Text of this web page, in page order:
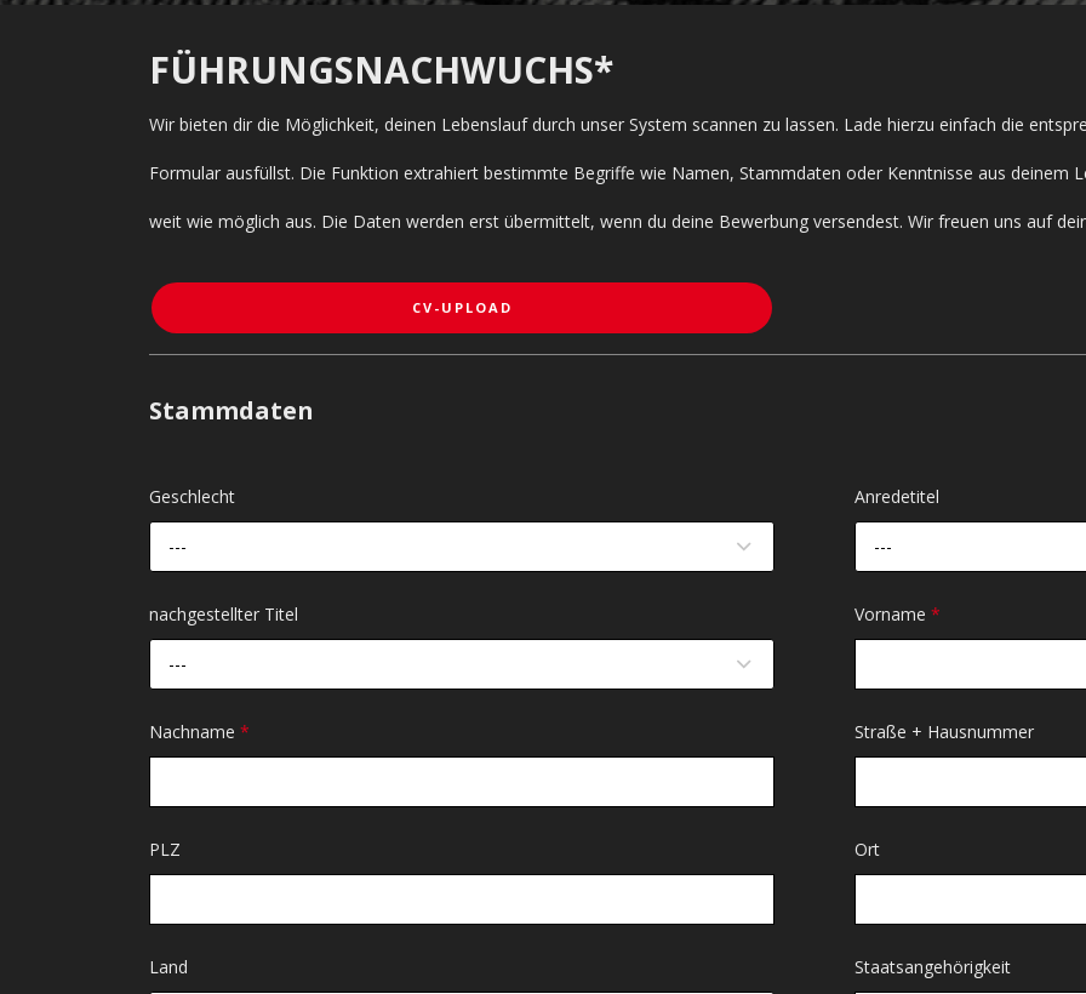
FÜHRUNGSNACHWUCHS*
Wir bieten dir die Möglichkeit, deinen Lebenslauf durch unser System scannen zu lassen. Lade hierzu einfach die
Formular ausfüllst. Die Funktion extrahiert bestimmte Begriffe wie Namen, Stammdaten oder Kenntnisse aus deinem
weit wie möglich aus. Die Daten werden erst übermittelt, wenn du deine Bewerbung versendest. Wir freuen uns auf
CV-UPLOAD
Stammdaten
Geschlecht
---
Anredetitel
---
nachgestellter Titel
---
Vorname *
Nachname * Straße + Hausnummer
PLZ Ort
Land Staatsangehörigkeit